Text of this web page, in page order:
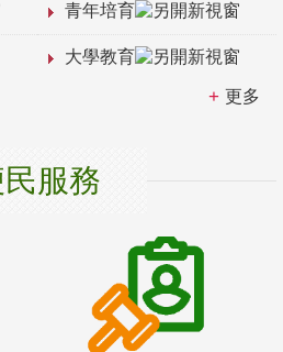
青年培育
大學教育
更多
服務